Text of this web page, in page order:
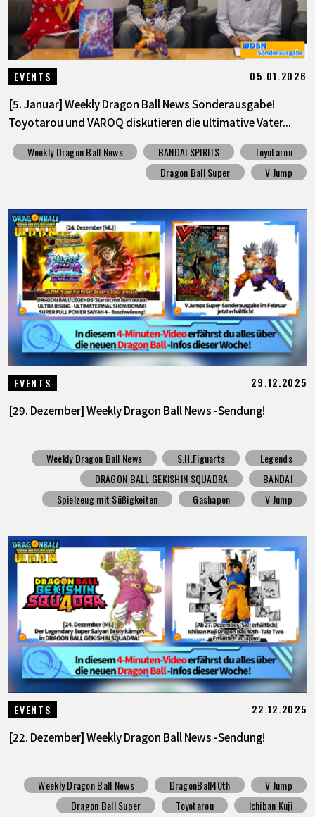
EVENTS 05.01.2026
[5. Januar] Weekly Dragon Ball News Sonderausgabe!
Toyotarou und VAROQ diskutieren die ultimative Vater...
Weekly Dragon Ball News BANDAI SPIRITS
Toyotarou
Dragon Ball Super
V Jump
EVENTS 29.12.2025
[29. Dezember] Weekly Dragon Ball News -Sendung!
Weekly Dragon Ball News S.H.Figuarts
Legends
DRAGON BALL GEKISHIN SQUADRA
BANDAI
Spielzeug mit Süßigkeiten
Gashapon V Jump
EVENTS 22.12.2025
[22. Dezember] Weekly Dragon Ball News -Sendung!
Weekly Dragon Ball News DragonBall40th
V Jump
Dragon Ball Super
Toyotarou
Ichiban Kuji